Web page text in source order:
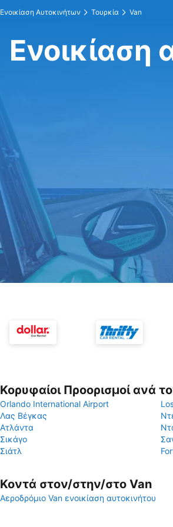
Ενοικίαση Αυτοκινήτων Τουρκία Van
Ενοικίαση
Κορυφαίοι Προορισμοί ανά
Orlando International Airport
Λας Βέγκας
Ατλάντα
Σικάγο
Σιάτλ
Κοντά στον/στην/στο Van
Αεροδρόμιο Van ενοικίαση αυτοκινήτου